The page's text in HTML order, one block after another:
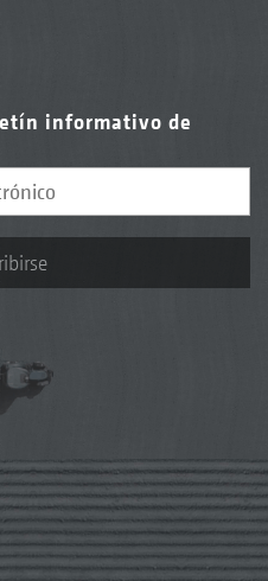
informativo de